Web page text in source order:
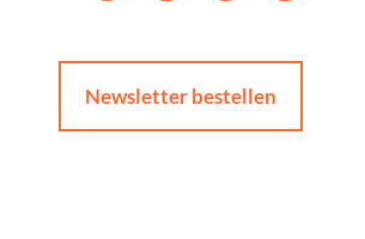
Newsletter bestellen